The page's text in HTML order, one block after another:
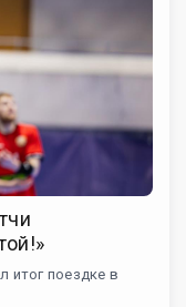
итог поездке в